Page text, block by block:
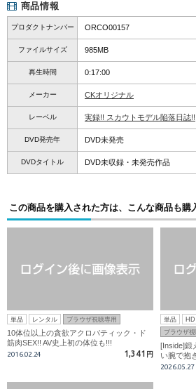
商品情報
プロダクトナンバー ORCO00157
ファイルサイズ 985MB
再生時間 0:17:00
メーカー CKオリジナル
レーベル 実録!! スカウトモデル陥落日誌!!
DVD発売年 DVD未発売
DVDタイトル DVD未収録・未発売作品
この商品を購入された方は、こんな商品も購
単品 レンタル ブラウザ視聴専用
10体位以上の貪欲アクロバティック・ド
筋肉SEX!! AV史上初の体位も!!!
2016.02.24 1,341 円
単品 HD
ブラウザ視
[Inside]鍛
い腕で抱
2026.05.27